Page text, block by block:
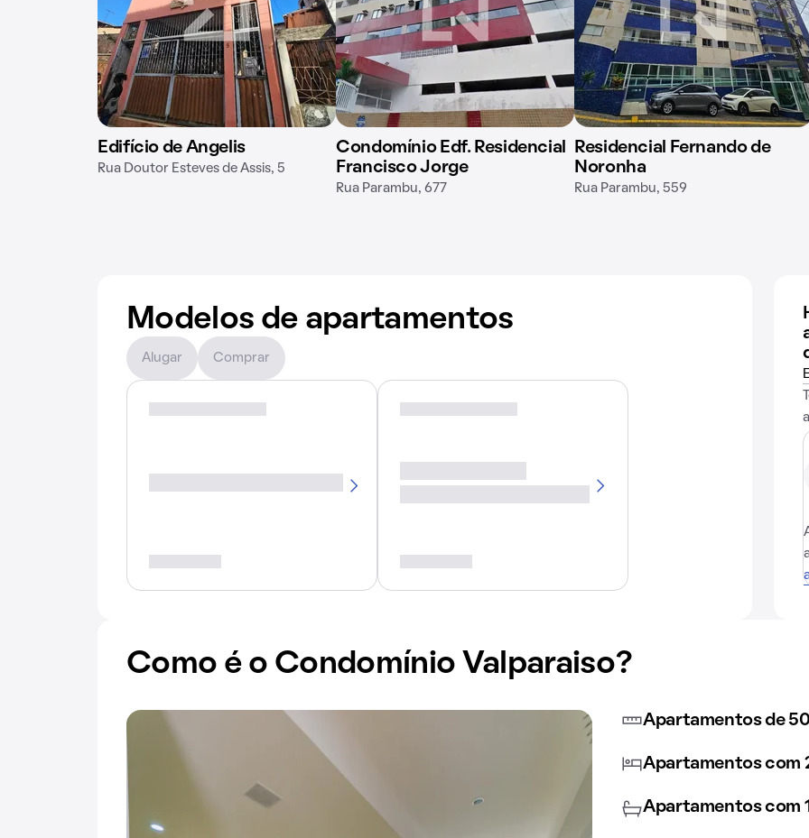
Edifício de Angelis
Rua Doutor Esteves de Assis, 5
Condomínio Edf. Residencial
Francisco Jorge
Rua Parambu, 677
Residencial Fernando de
Noronha
Rua Parambu, 559
Modelos de apartamentos
Alugar Comprar
Como é o Condomínio Valparaiso?
Apartamentos de 50
Apartamentos com
Apartamentos com